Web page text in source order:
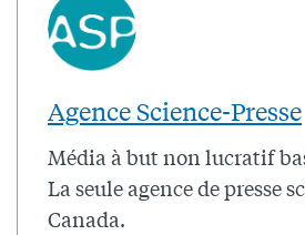
Agence Science-Presse
Média à but non lucratif
La seule agence de presse
Canada.